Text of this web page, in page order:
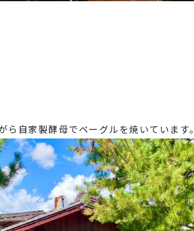
ら自家製酵母でベーグルを焼いています。